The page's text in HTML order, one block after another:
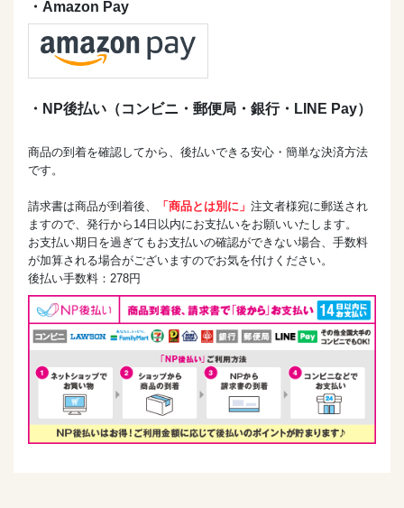
・Amazon Pay
・NP後払い（コンビニ・郵便局・銀行・LINE Pay）
商品の到着を確認してから、後払いできる安心・簡単な決済方法
です。
請求書は商品が到着後、 「商品とは別に」 注文者様宛に郵送され
ますので、発行から14日以内にお支払いをお願いいたします。
お支払い期日を過ぎてもお支払いの確認ができない場合、手数料
が加算される場合がございますのでお気を付けください。
後払い手数料：278円